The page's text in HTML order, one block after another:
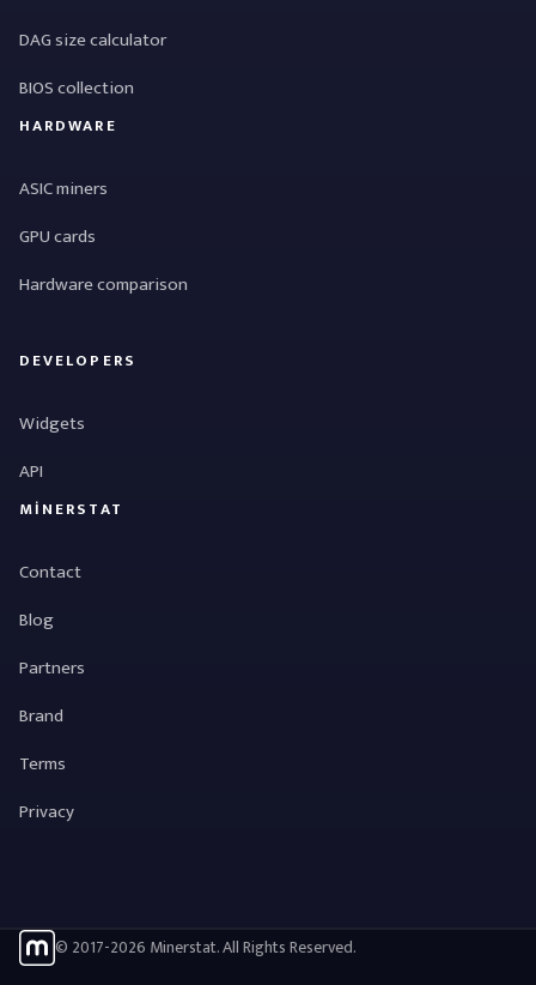
DAG size calculator
BIOS collection
HARDWARE
ASIC miners
GPU cards
Hardware comparison
DEVELOPERS
Widgets
API
MINERSTAT
Contact
Blog
Partners
Brand
Terms
Privacy
© 2017-2026 Minerstat. All Rights Reserved.